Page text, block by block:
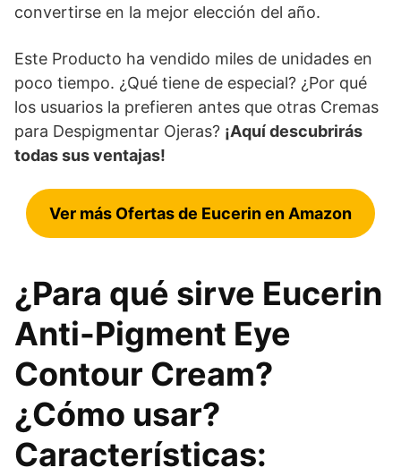
convertirse en la mejor elección del año.
Este Producto ha vendido miles de unidades en
poco tiempo. ¿Qué tiene de especial? ¿Por qué
los usuarios la prefieren antes que otras Cremas
para Despigmentar Ojeras? ¡Aquí descubrirás
todas sus ventajas!
Ver más Ofertas de Eucerin en Amazon
¿Para qué sirve Eucerin
Anti-Pigment Eye
Contour Cream?
¿Cómo usar?
Características: